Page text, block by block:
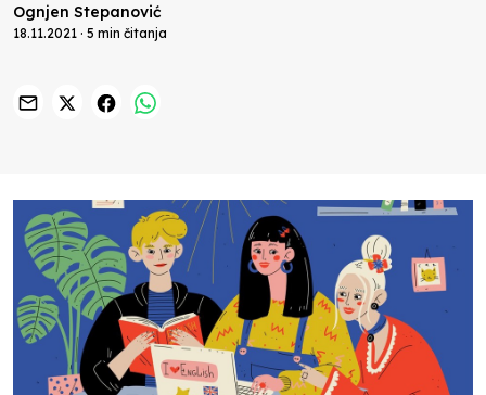
Ognjen Stepanović
18.11.2021 · 5 min čitanja